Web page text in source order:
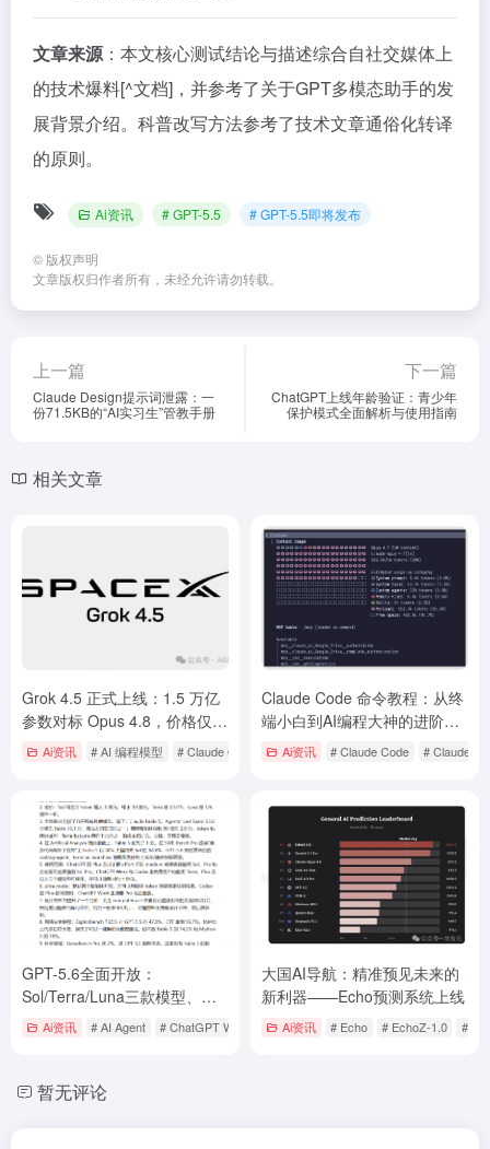
文章来源：本文核心测试结论与描述综合自社交媒体上
的技术爆料[^文档]，并参考了关于GPT多模态助手的发
展背景介绍。科普改写方法参考了技术文章通俗化转译
的原则。
Ai资讯 # GPT-5.5 # GPT-5.5即将发布
© 版权声明
文章版权归作者所有，未经允许请勿转载。
上一篇
Claude Design提示词泄露：一
份71.5KB的“AI实习生”管教手册
下一篇
ChatGPT上线年龄验证：青少年
保护模式全面解析与使用指南
相关文章
Grok 4.5 正式上线：1.5 万亿
参数对标 Opus 4.8，价格仅为
四分之一，马斯克这次要掀桌
Ai资讯 # AI 编程模型 # Claude Opus 4.8 # Cursor
Claude Code 命令教程：从终
端小白到AI编程大神的进阶之
路（2026实战版）
Ai资讯 # Claude Code # Claude
GPT-5.6全面开放：
Sol/Terra/Luna三款模型、定
价、性能跑分、ChatGPT
Ai资讯 # AI Agent # ChatGPT Work # Claude Fable 5
大国AI导航：精准预见未来的
新利器——Echo预测系统上线
Ai资讯 # Echo # EchoZ-1.0 #
暂无评论